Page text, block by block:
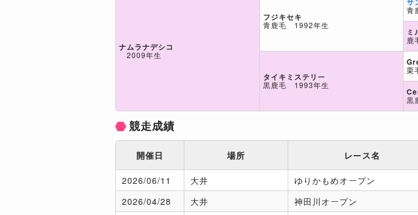
ナムラナデシコ
2009年生
フジキセキ
青鹿毛 1992年生
タイキミステリー
黒鹿毛 1993年生
青
ミ
栗
黒
競走成績
開催日 場所 レース名
2026/06/11 大井 ゆりかもめオープン
2026/04/28 大井 神田川オープン